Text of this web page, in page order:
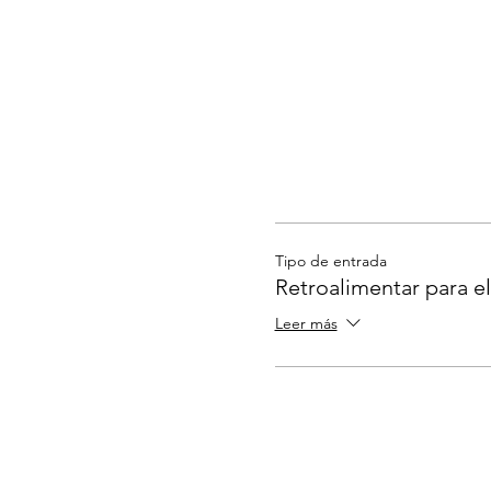
Tipo de entrada
Retroalimentar para
Leer más